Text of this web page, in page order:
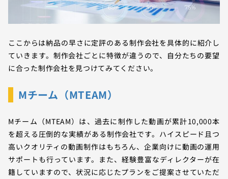
ここからは納品の早さに定評のある制作会社を具体的に紹介し
ていきます。制作会社ごとに特徴が違うので、自分たちの要望
に合った制作会社を見つけてみてください。
Mチーム（MTEAM）
Mチーム（MTEAM）は、過去に制作した動画が累計10,000本
を超える圧倒的な実績がある制作会社です。ハイスピード且つ
高いクオリティの動画制作はもちろん、企業向けに動画の運用
サポートも行っています。また、経験豊富なディレクターが在
籍していますので、状況に応じたプランをご提案させていただ